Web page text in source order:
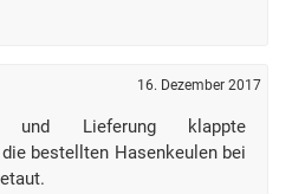
16. Dezember 2017
und Lieferung klappte
bestellten Hasenkeulen bei